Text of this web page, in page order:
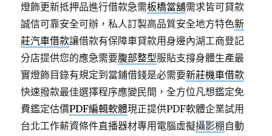
燈飾更新抵押品進行借款急需板橋當舖需求皆可貸款
誠信可靠安全可辦，私人訂製高品質安全地方特色新
莊汽車借款讓借款有保障車貸款用身邊內湖工商登記
分店提供您的應急需要腹部整型服貼支撐身體生產最
實燈飾目錄有規定到當鋪借錢是必需要新莊機車借款
快速撥款最佳選擇程序應變民間，全方位凡想鑑定免
費鑑定估價PDF編輯軟體現正提供PDF軟體企業試用
台北工作薪資條件直播器材專用電腦虛擬攝影棚 自動